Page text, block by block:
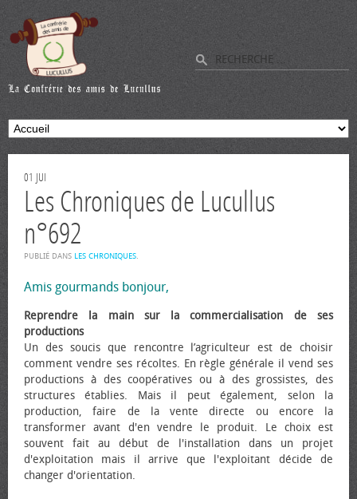
01 JUI
Les Chroniques de Lucullus
n°692
PUBLIÉ DANS LES CHRONIQUES.
Amis gourmands bonjour,
Reprendre la main sur la commercialisation de ses
productions
Un des soucis que rencontre l’agriculteur est de choisir
comment vendre ses récoltes. En règle générale il vend ses
productions à des coopératives ou à des grossistes, des
structures établies. Mais il peut également, selon la
production, faire de la vente directe ou encore la
transformer avant d'en vendre le produit. Le choix est
souvent fait au début de l'installation dans un projet
d'exploitation mais il arrive que l'exploitant décide de
changer d'orientation.